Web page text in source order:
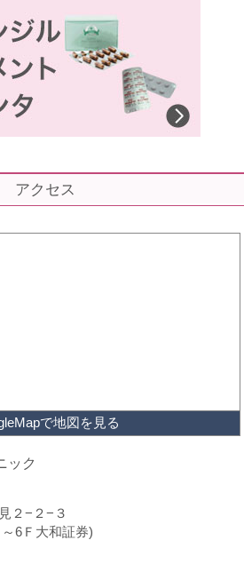
アクセス
で地図を見る
ック
２−２−３
6Ｆ大和証券)